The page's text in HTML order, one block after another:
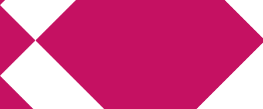
Annikas litteratur-
och kulturblogg